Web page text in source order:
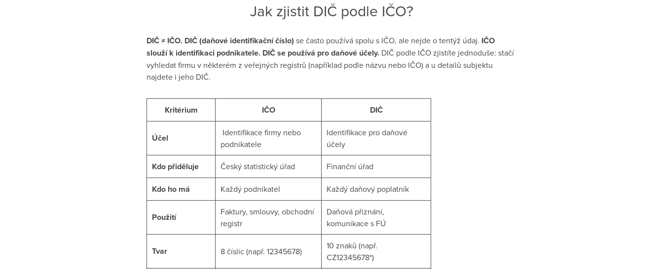
Jak zjistit DIČ podle IČO?
DIČ ≠ IČO. DIČ (daňové identifikační číslo) se často používá spolu s IČO, ale nejde o tentýž údaj. IČO
slouží k identifikaci podnikatele. DIČ se používá pro daňové účely. DIČ podle IČO zjistíte jednoduše: stačí
vyhledat firmu v některém z veřejných registrů (například podle názvu nebo IČO) a u detailů subjektu
najdete i jeho DIČ.
Kritérium IČO DIČ
Účel
Identifikace firmy nebo
podnikatele
Identifikace pro daňové
účely
Kdo přiděluje Český statistický úřad Finanční úřad
Kdo ho má Každý podnikatel Každý daňový poplatník
Použití
Faktury, smlouvy, obchodní
registr
Daňová přiznání,
komunikace s FÚ
Tvar 8 číslic (např. 12345678)
10 znaků (např.
CZ12345678*)